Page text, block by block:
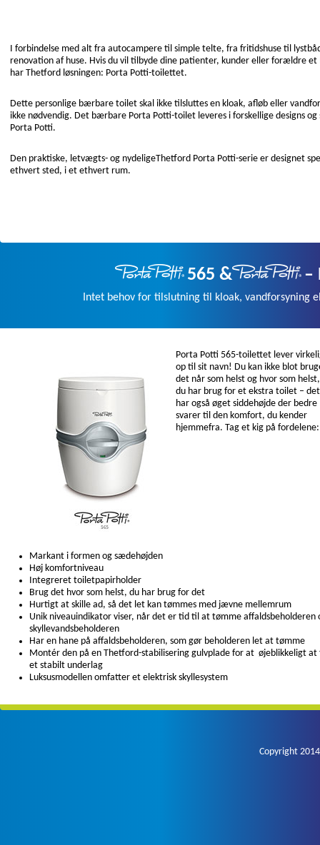
I forbindelse med alt fra autocampere til simple telte, fra fritidshuse til
renovation af huse. Hvis du vil tilbyde dine patienter, kunder eller forældre
har Thetford løsningen: Porta Potti-toilettet.
Dette personlige bærbare toilet skal ikke tilsluttes en kloak, afløb eller
ikke nødvendig. Det bærbare Porta Potti-toilet leveres i forskellige designs
Porta Potti.
Den praktiske, letvægts- og nydeligeThetford Porta Potti-serie er designet
ethvert sted, i et ethvert rum.
565 & –
Intet behov for tilslutning til kloak,
Porta Potti 565-toilettet lever
op til sit navn! Du kan ikke blot
det når som helst og hvor som helst,
du har brug for et ekstra toilet – det
har også øget siddehøjde der bedre
svarer til den komfort, du kender
hjemmefra. Tag et kig på fordelene:
Markant i formen og sædehøjden
Høj komfortniveau
Integreret toiletpapirholder
Brug det hvor som helst, du har brug for det
Hurtigt at skille ad, så det let kan tømmes med jævne mellemrum
Unik niveauindikator viser, når det er tid til at tømme affaldsbeholderen
skyllevandsbeholderen
Har en hane på affaldsbeholderen, som gør beholderen let at tømme
Montér den på en Thetford-stabilisering gulvplade for at øjeblikkeligt at
et stabilt underlag
Luksusmodellen omfatter et elektrisk skyllesystem
Copyright